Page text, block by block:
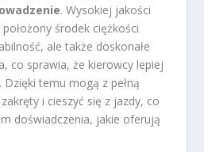
. Wysokiej jakości
środek ciężkości
ale także doskonałe
co sprawia, że kierowcy lepiej
temu mogą z pełną
i cieszyć się z jazdy, co
doświadczenia, jakie oferują